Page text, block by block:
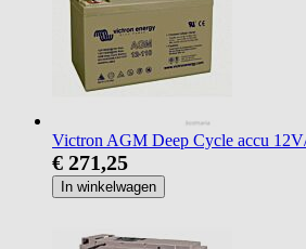
Victron AGM Deep Cycle accu
€ 271,25
In winkelwagen